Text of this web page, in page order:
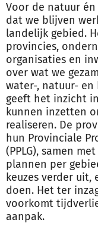
Voor de natuur
dat we blijven
landelijk gebied.
provincies,
organisaties en
over wat we
water-, natuur-
geeft het inzicht
kunnen inzetten
realiseren. De
hun Provinciale
(PPLG), samen
plannen per
keuzes verder uit,
doen. Het ter
voorkomt
aanpak.